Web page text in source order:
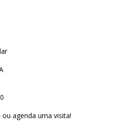
agenda uma visita!